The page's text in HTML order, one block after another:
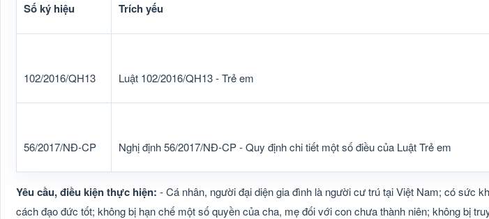
Số ký hiệu Trích yếu
102/2016/QH13 Luật 102/2016/QH13 - Trẻ em
56/2017/NĐ-CP Nghị định 56/2017/NĐ-CP - Quy định chi tiết một số điều của Luật Trẻ em
Yêu cầu, điều kiện thực hiện: - Cá nhân, người đại diện gia đình là người cư trú tại Việt Nam; có sức
cách đạo đức tốt; không bị hạn chế một số quyền của cha, mẹ đối với con chưa thành niên; không bị